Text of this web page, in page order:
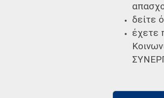
δείτε
έχετε